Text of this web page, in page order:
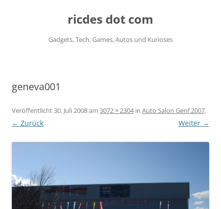
ricdes dot com
Gadgets, Tech, Games, Autos und Kurioses
geneva001
Veröffentlicht30. Juli 2008am 3072 × 2304in Auto Salon Genf 2007.
← Zurück Weiter →